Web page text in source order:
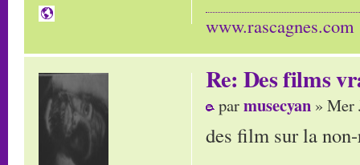
www.rascagnes.com
Re: Des films
parmusecyan » Mer
des film sur la